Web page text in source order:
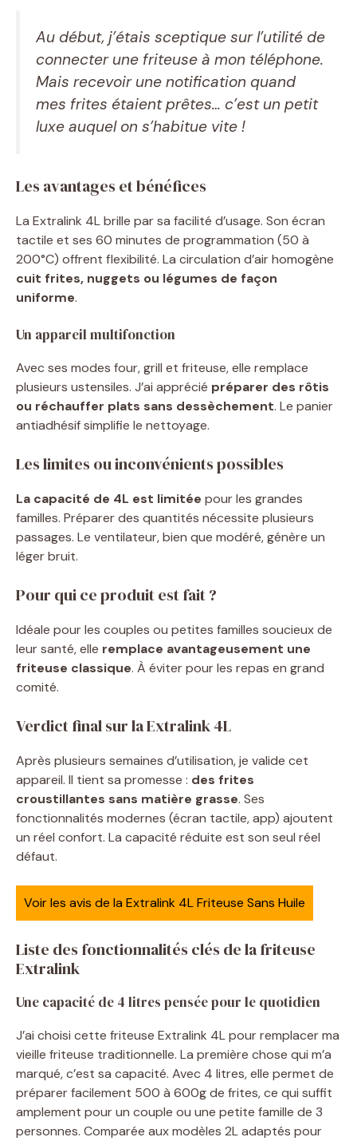
Au début, j’étais sceptique sur l’utilité de
connecter une friteuse à mon téléphone.
Mais recevoir une notification quand
mes frites étaient prêtes… c’est un petit
luxe auquel on s’habitue vite !
Les avantages et bénéfices
La Extralink 4L brille par sa facilité d’usage. Son écran
tactile et ses 60 minutes de programmation (50 à
200°C) offrent flexibilité. La circulation d’air homogène
cuit frites, nuggets ou légumes de façon
uniforme.
Un appareil multifonction
Avec ses modes four, grill et friteuse, elle remplace
plusieurs ustensiles. J’ai apprécié préparer des rôtis
ou réchauffer plats sans dessèchement. Le panier
antiadhésif simplifie le nettoyage.
Les limites ou inconvénients possibles
La capacité de 4L est limitée pour les grandes
familles. Préparer des quantités nécessite plusieurs
passages. Le ventilateur, bien que modéré, génère un
léger bruit.
Pour qui ce produit est fait ?
Idéale pour les couples ou petites familles soucieux de
leur santé, elle remplace avantageusement une
friteuse classique. À éviter pour les repas en grand
comité.
Verdict final sur la Extralink 4L
Après plusieurs semaines d’utilisation, je valide cet
appareil. Il tient sa promesse : des frites
croustillantes sans matière grasse. Ses
fonctionnalités modernes (écran tactile, app) ajoutent
un réel confort. La capacité réduite est son seul réel
défaut.
Voir les avis de la Extralink 4L Friteuse Sans Huile
Liste des fonctionnalités clés de la friteuse
Extralink
Une capacité de 4 litres pensée pour le quotidien
J’ai choisi cette friteuse Extralink 4L pour remplacer ma
vieille friteuse traditionnelle. La première chose qui m’a
marqué, c’est sa capacité. Avec 4 litres, elle permet de
préparer facilement 500 à 600g de frites, ce qui suffit
amplement pour un couple ou une petite famille de 3
personnes. Comparée aux modèles 2L adaptés pour